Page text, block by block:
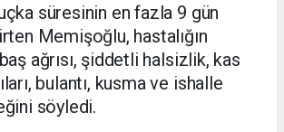
süresinin en fazla 9 gün
Memişoğlu, hastalığın
ağrısı, şiddetli halsizlik, kas
bulantı, kusma ve ishalle
söyledi.